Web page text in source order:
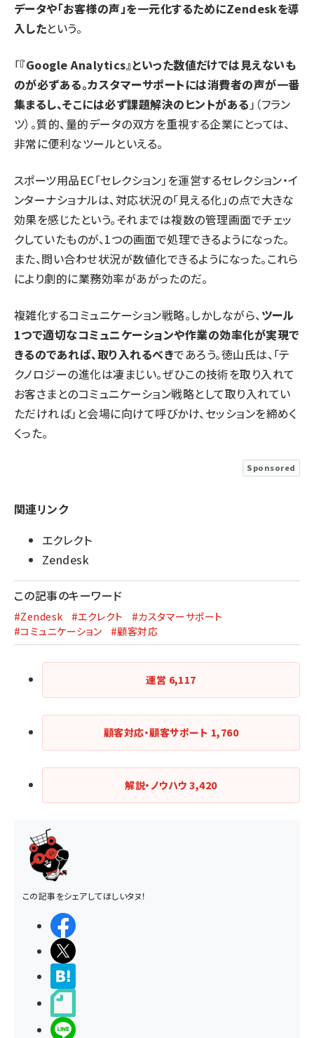
データや「お客様の声」を一元化するためにZendeskを導
入したという。
「『Google Analytics』といった数値だけでは見えないも
のが必ずある。カスタマーサポートには消費者の声が一番
集まるし、そこには必ず課題解決のヒントがある」（フラン
ツ）。質的、量的データの双方を重視する企業にとっては、
非常に便利なツールといえる。
スポーツ用品EC「セレクション」を運営するセレクション・イ
ンターナショナルは、対応状況の「見える化」の点で大きな
効果を感じたという。それまでは複数の管理画面でチェッ
クしていたものが、1つの画面で処理できるようになった。
また、問い合わせ状況が数値化できるようになった。これら
により劇的に業務効率があがったのだ。
複雑化するコミュニケーション戦略。しかしながら、ツール
1つで適切なコミュニケーションや作業の効率化が実現で
きるのであれば、取り入れるべきであろう。徳山氏は、「テ
クノロジーの進化は凄まじい。ぜひこの技術を取り入れて
お客さまとのコミュニケーション戦略として取り入れてい
ただければ」と会場に向けて呼びかけ、セッションを締めく
くった。
Sponsored
関連リンク
エクレクト
Zendesk
この記事のキーワード
#Zendesk #エクレクト
#カスタマーサポート
#コミュニケーション
#顧客対応
運営 6,117
顧客対応・顧客サポート 1,760
解説・ノウハウ3,420
この記事をシェアしてほしいタヌ！